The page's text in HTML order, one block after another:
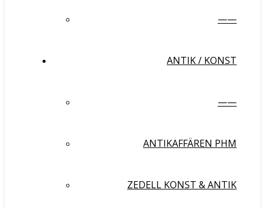
——
ANTIK / KONST
——
ANTIKAFFÄREN PHM
ZEDELL KONST & ANTIK